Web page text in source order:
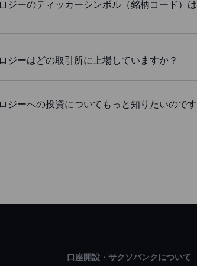
ジーのティッカーシンボル（銘柄コード）は
ジーはどの取引所に上場していますか？
ジーへの投資についてもっと知りたいのです
口座開設・サクソバンクについて